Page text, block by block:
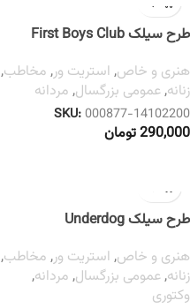
طرح سیلک First Boys Club
هنری و خاص, استریت ور, مخاطب,
زنانه,عمومی بزرگسال, مردانه
SKU:000877-14102200
290,000تومان
طرح سیلک Underdog
هنری و خاص, استریت ور, مخاطب,
زنانه,عمومی بزرگسال, مردانه,
وکتوری